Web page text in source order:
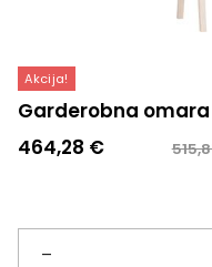
Akcija!
Garderobna
Izvirna
bila:
515,87 €.
464,28 €
Trenutna
464,28 €.
–
Garderobna